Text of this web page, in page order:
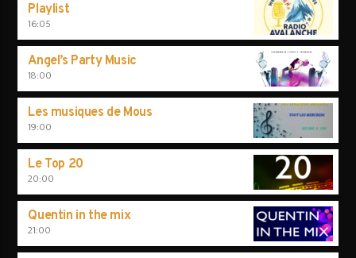
Playlist
16:05
Angel’s Party Music
18:00
Les musiques de Mous
19:00
Le Top 20
20:00
Quentin in the mix
21:00